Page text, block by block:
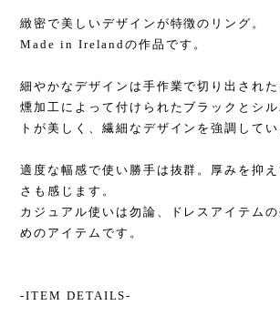
緻密で美しいデザインが特徴のリング。
Made in Irelandの作品です。
細やかなデザインは手作業で切り出された
燻加工によって付けられたブラックとシ
トが美しく、繊細なデザインを強調してい
適度な幅感で使い勝手は抜群。厚みを抑
さも感じます。
カジュアル使いは勿論、ドレスアイテム
めのアイテムです。
-ITEM DETAILS-